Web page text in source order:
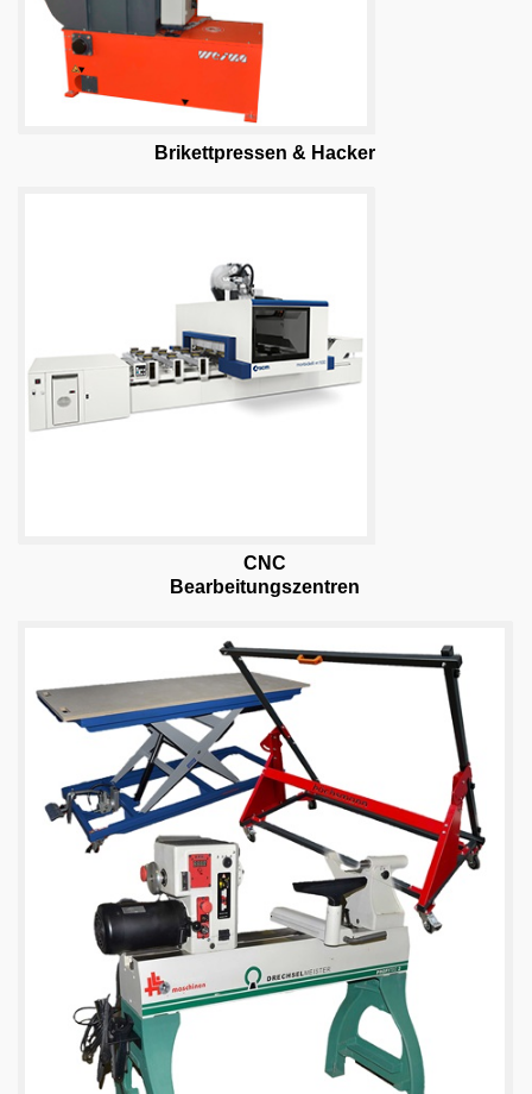
Brikettpressen & Hacker
CNC
Bearbeitungszentren